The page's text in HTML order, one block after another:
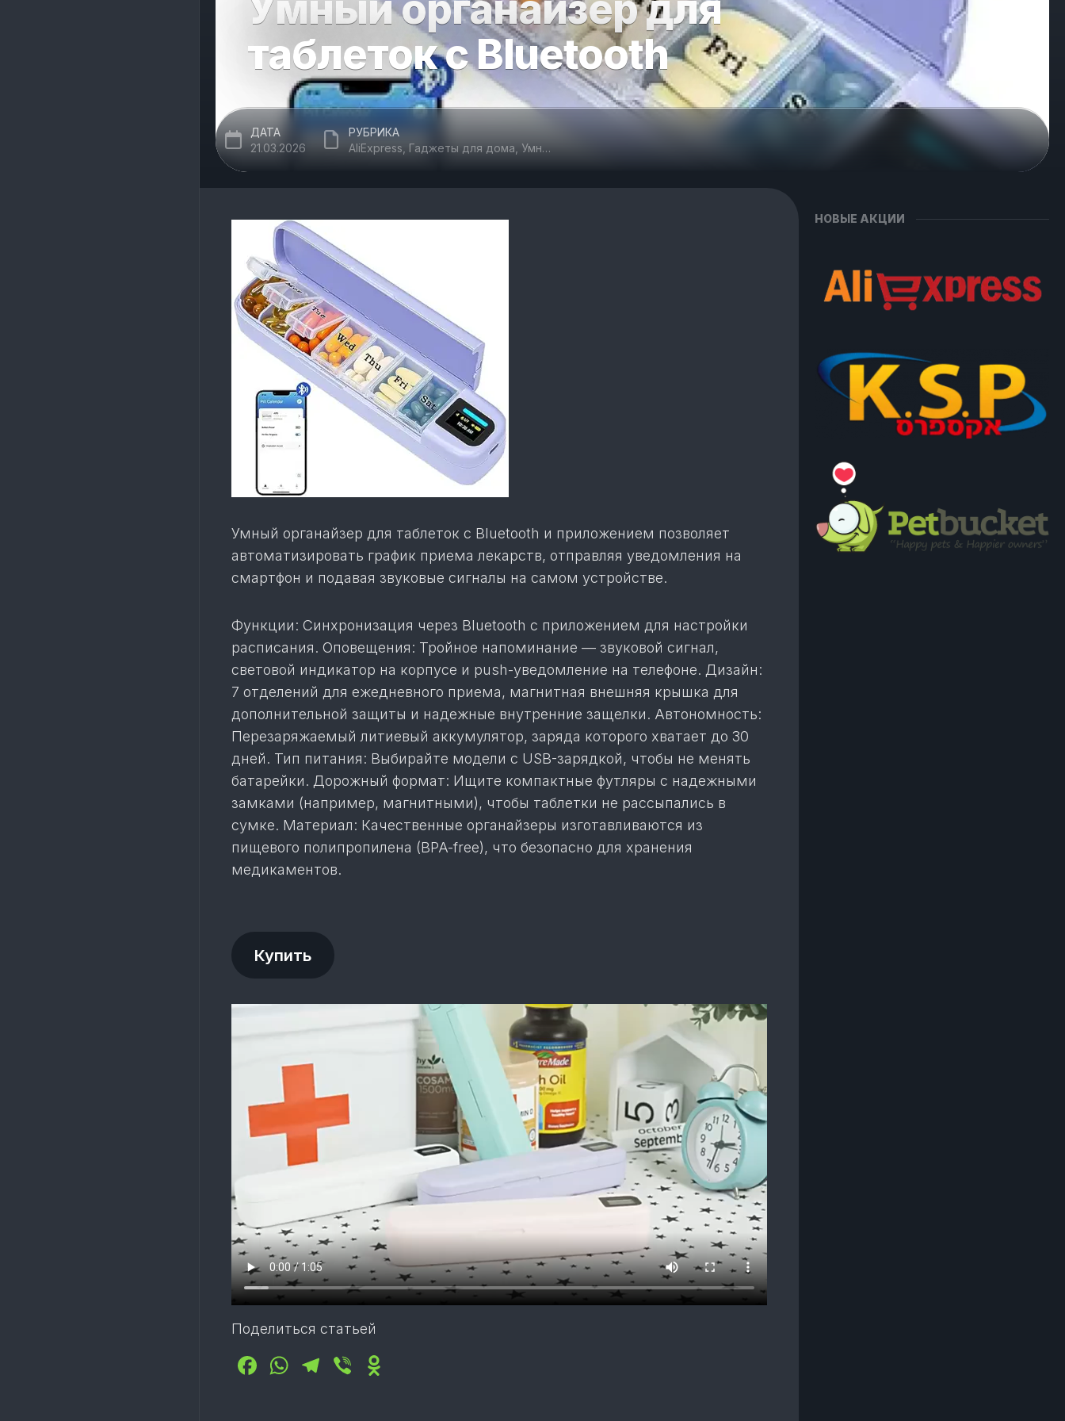
ОТДЫХ
И
СПОРТ
ТОВАРЫ
ДЛЯ
таблеток с Bluetooth
ДАТА
21.03.2026
РУБРИКА
AliExpress Гаджеты для дома Умный дом
Умный органайзер для таблеток с Bluetooth и приложением позволяет
автоматизировать график приема лекарств, отправляя уведомления на
смартфон и подавая звуковые сигналы на самом устройстве.
Функции: Синхронизация через Bluetooth с приложением для настройки
расписания. Оповещения: Тройное напоминание — звуковой сигнал,
световой индикатор на корпусе и push-уведомление на телефоне. Дизайн:
7 отделений для ежедневного приема, магнитная внешняя крышка для
дополнительной защиты и надежные внутренние защелки. Автономность:
Перезаряжаемый литиевый аккумулятор, заряда которого хватает до 30
дней. Тип питания: Выбирайте модели с USB-зарядкой, чтобы не менять
батарейки. Дорожный формат: Ищите компактные футляры с надежными
замками (например, магнитными), чтобы таблетки не рассыпались в
сумке. Материал: Качественные органайзеры изготавливаются из
пищевого полипропилена (BPA-free), что безопасно для хранения
медикаментов.
Купить
Поделиться статьей
Facebook
WhatsApp
Telegram
Viber
НОВЫЕ АКЦИИ